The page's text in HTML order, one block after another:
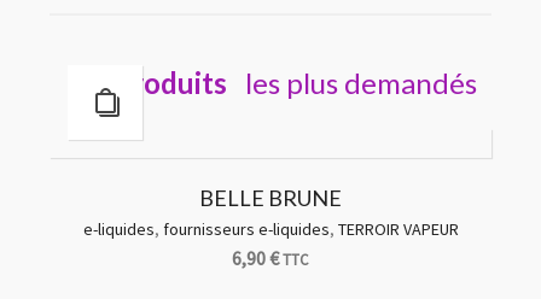
Les produits les plus demandés
BELLE BRUNE
e-liquides, fournisseurs e-liquides, TERROIR VAPEUR
6,90€TTC